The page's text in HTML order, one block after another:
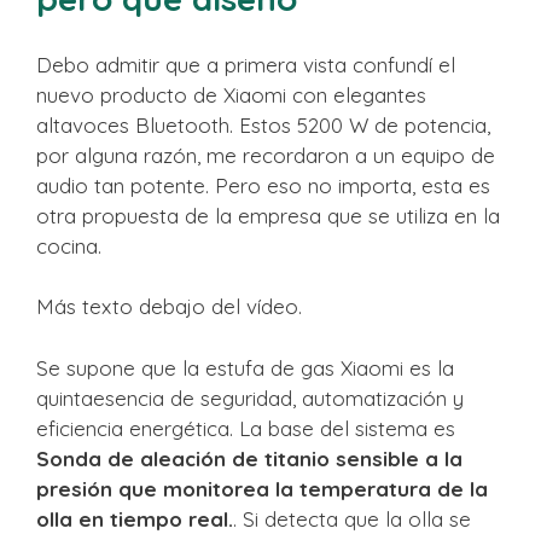
Debo admitir que a primera vista confundí el
nuevo producto de Xiaomi con elegantes
altavoces Bluetooth. Estos 5200 W de potencia,
por alguna razón, me recordaron a un equipo de
audio tan potente. Pero eso no importa, esta es
otra propuesta de la empresa que se utiliza en la
cocina.
Más texto debajo del vídeo.
Se supone que la estufa de gas Xiaomi es la
quintaesencia de seguridad, automatización y
eficiencia energética. La base del sistema es
Sonda de aleación de titanio sensible a la
presión que monitorea la temperatura de la
olla en tiempo real.. Si detecta que la olla se